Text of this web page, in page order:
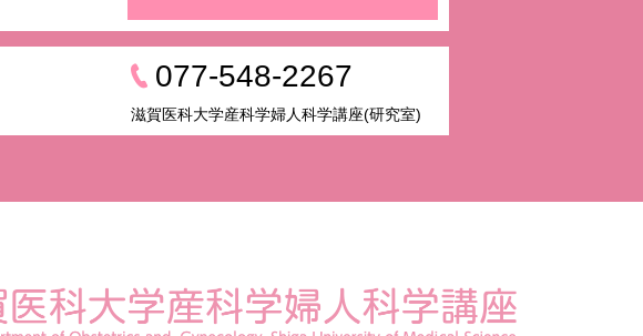
077-548-2267
滋賀医科大学産科学婦人科学講座(研究室)